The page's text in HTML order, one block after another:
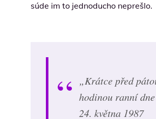
súde im to jednoducho neprešlo.
„Krátce před
hodinou ranní dne
24. května 1987